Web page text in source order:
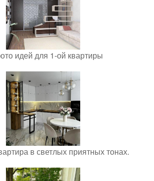
идей для 1-ой квартиры
в светлых приятных тонах.